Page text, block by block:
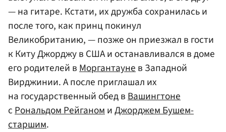
— на гитаре. Кстати, их дружба сохранилась и
после того, как принц покинул
Великобританию, — позже он приезжал в гости
к Киту Джорджу в США и останавливался в доме
его родителей вМоргантаунев Западной
Вирджинии. А после приглашал их
на государственный обед вВашингтоне
сРональдом РейганомиДжорджем Бушем-
старшим.